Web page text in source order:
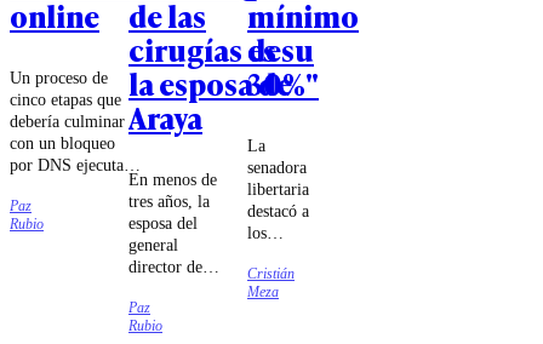
online
Un proceso de
cinco etapas que
debería culminar
con un bloqueo
por DNS ejecutado
por las compañías
de
telecomunicaciones
Paz
Rubio
de las
cirugías de
la esposa de
Araya
En menos de
tres años, la
esposa del
general
director de
se sometió a
cuatro
Paz
Rubio
mínimo
es su
30%"
La
senadora
libertaria
destacó a
los
Jorge
Quiroz e
Cristián
Meza